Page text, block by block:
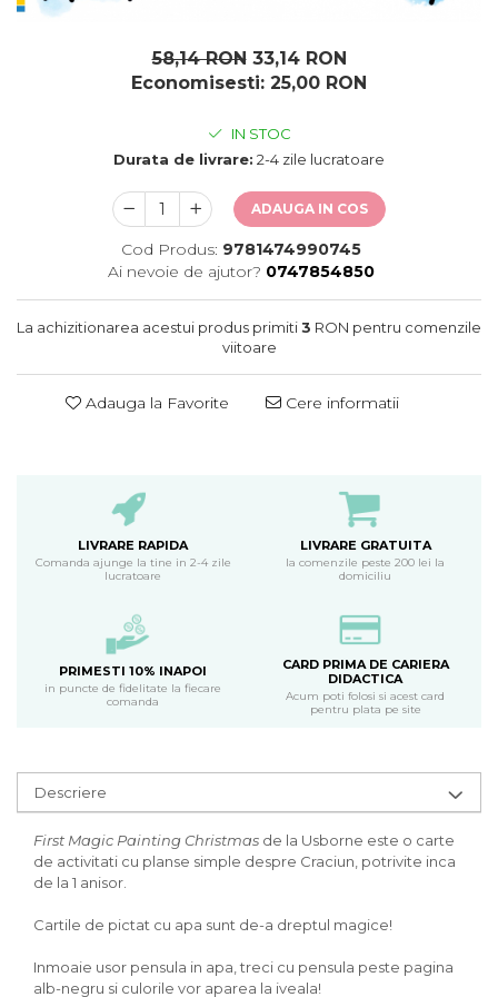
oceane
58,14 RON 33,14 RON
Economisesti: 25,00 RON
IN STOC
Durata de livrare: 2-4 zile lucratoare
ADAUGA IN COS
Cod Produs: 9781474990745
Ai nevoie de ajutor? 0747854850
La achizitionarea acestui produs primiti3 RON pentru comenzile
viitoare
Adauga la Favorite Cere informatii
LIVRARE RAPIDA
Comanda ajunge la tine in 2-4 zile
lucratoare
LIVRARE GRATUITA
la comenzile peste 200 lei la
domiciliu
PRIMESTI 10% INAPOI
in puncte de fidelitate la fiecare
comanda
CARD PRIMA DE CARIERA
DIDACTICA
Acum poti folosi si acest card
pentru plata pe site
Descriere
First Magic Painting Christmas de la Usborne este o carte
de activitati cu planse simple despre Craciun, potrivite inca
de la 1 anisor.
Cartile de pictat cu apa sunt de-a dreptul magice!
Inmoaie usor pensula in apa, treci cu pensula peste pagina
alb-negru si culorile vor aparea la iveala!